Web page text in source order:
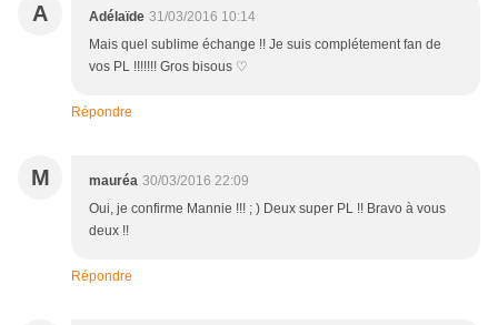
A Adélaïde 31/03/2016 10:14
Mais quel sublime échange !! Je suis complétement fan de
vos PL !!!!!!! Gros bisous ♡
Répondre
M mauréa 30/03/2016 22:09
Oui, je confirme Mannie !!! ; ) Deux super PL !! Bravo à vous
deux !!
Répondre